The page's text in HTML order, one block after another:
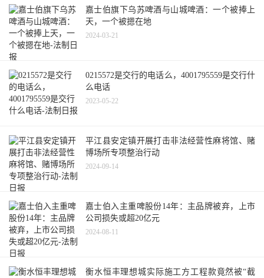
嘉士伯旗下乌苏啤酒与山城啤酒：一个被捧上
天，一个被摁在地
2024-03-21
0215572是交行的电话么，4001795559是交行什
么电话
2023-05-22
平江县安定镇开展打击非法经营性麻将馆、赌
博场所专项整治行动
2024-09-14
嘉士伯入主重啤股份14年：主品牌被弃，上市
公司损失或超20亿元
2024-08-11
衡水恒丰理想城实际施工方工程款竟然被“截